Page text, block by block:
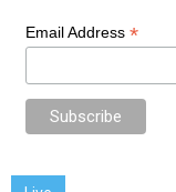
Email Address *